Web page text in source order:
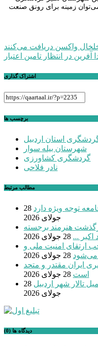
زمینه برای رونق صنعت
راهبری
نوشته
واکسن دریافت می‌کنند
اشتراک گذاری
برچسب ها
استان اردبیل
شهرستان بیله سوار
گردشگری کشاورزی
نادر فلاحی
مطالب مرتبط
توجه ویژه دارد 28
جولای 2026
هنرمند برجسته
اکبر ... 28 جولای 2026
ارتقای امنیت ملی و
می‌شود 28 جولای 2026
ایران مقتدر و متحد
است 28 جولای 2026
28
جولای 2026
دیدگاه ها (0)